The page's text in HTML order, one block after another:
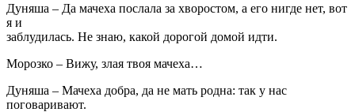
Дуняша – Да мачеха послала за хворостом, а его нигде нет, вот
я и
заблудилась. Не знаю, какой дорогой домой идти.
Морозко – Вижу, злая твоя мачеха…
Дуняша – Мачеха добра, да не мать родна: так у нас
поговаривают.